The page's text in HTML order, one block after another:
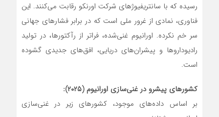
رسیده که با سانتریفیوژهای شرکت اورنکو رقابت می‌کنند. این
فناوری، نمادی از غرور ملی است که در برابر فشارهای جهانی
سر خم نکرده. اورانیوم غنی‌شده، فراتر از رآکتورها، در تولید
رادیوداروها و پیشران‌های دریایی، افق‌های جدیدی گشوده
است.
کشورهای پیشرو در غنی‌سازی اورانیوم (۲۰۲۵):
بر اساس داده‌های موجود، کشورهای زیر در غنی‌سازی